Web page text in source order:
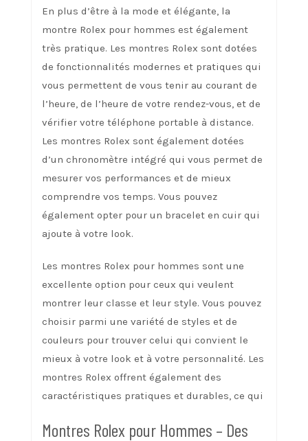
En plus d’être à la mode et élégante, la
montre Rolex pour hommes est également
très pratique. Les montres Rolex sont dotées
de fonctionnalités modernes et pratiques qui
vous permettent de vous tenir au courant de
l’heure, de l’heure de votre rendez-vous, et de
vérifier votre téléphone portable à distance.
Les montres Rolex sont également dotées
d’un chronomètre intégré qui vous permet de
mesurer vos performances et de mieux
comprendre vos temps. Vous pouvez
également opter pour un bracelet en cuir qui
ajoute à votre look.
Les montres Rolex pour hommes sont une
excellente option pour ceux qui veulent
montrer leur classe et leur style. Vous pouvez
choisir parmi une variété de styles et de
couleurs pour trouver celui qui convient le
mieux à votre look et à votre personnalité. Les
montres Rolex offrent également des
caractéristiques pratiques et durables, ce qui
Montres Rolex pour Hommes – Des